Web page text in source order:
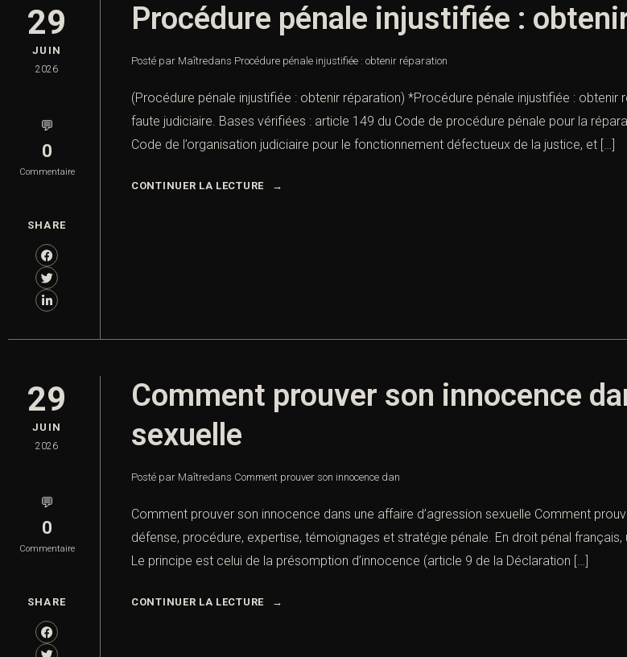
29
JUIN
2026
💬
0
Commentaire
SHARE
Procédure pénale injustifiée :
Posté par Maîtredans Procédure pénale injustifiée : obtenir réparation
(Procédure pénale injustifiée : obtenir réparation) *Procédure pénale injustifiée :
faute judiciaire. Bases vérifiées : article 149 du Code de procédure pénale pour la
Code de l’organisation judiciaire pour le fonctionnement défectueux de la justice, et […]
CONTINUER LA LECTURE
29
JUIN
2026
💬
0
Commentaire
SHARE
Comment prouver son innocence
sexuelle
Posté par Maîtredans Comment prouver son innocence dan
Comment prouver son innocence dans une affaire d’agression sexuelle Comment
défense, procédure, expertise, témoignages et stratégie pénale. En droit pénal
Le principe est celui de la présomption d’innocence (article 9 de la Déclaration […]
CONTINUER LA LECTURE